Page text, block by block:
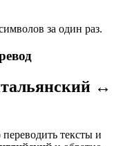
за один раз.
↔
тексты и